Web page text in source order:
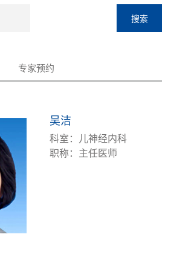
搜索
专家预约
吴洁
科室：儿神经内科
职称：主任医师